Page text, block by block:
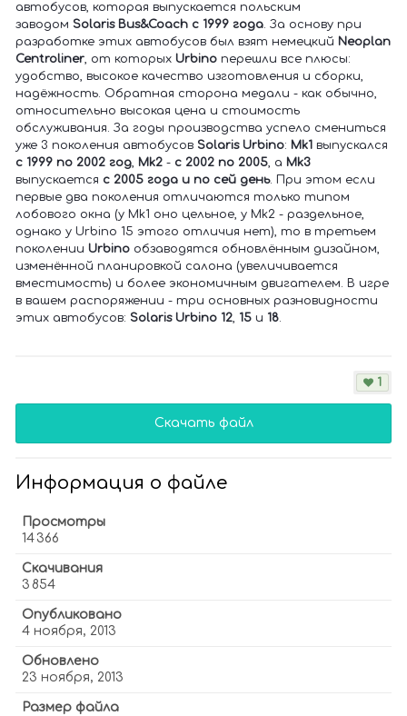
автобусов, которая выпускается польским
заводом Solaris Bus&Coach с 1999 года. За основу при
разработке этих автобусов был взят немецкий Neoplan
Centroliner, от которых Urbino перешли все плюсы:
удобство, высокое качество изготовления и сборки,
надёжность. Обратная сторона медали - как обычно,
относительно высокая цена и стоимость
обслуживания. За годы производства успело смениться
уже 3 поколения автобусов Solaris Urbino: Mk1 выпускался
с 1999 по 2002 год, Mk2 - с 2002 по 2005, а Mk3
выпускается с 2005 года и по сей день. При этом если
первые два поколения отличаются только типом
лобового окна (у Mk1 оно цельное, у Mk2 - раздельное,
однако у Urbino 15 этого отличия нет), то в третьем
поколении Urbino обзаводятся обновлённым дизайном,
изменённой планировкой салона (увеличивается
вместимость) и более экономичным двигателем. В игре
в вашем распоряжении - три основных разновидности
этих автобусов: Solaris Urbino 12, 15 и 18.
1
Скачать файл
Информация о файле
Просмотры
14 366
Скачивания
3 854
Опубликовано
4 ноября, 2013
Обновлено
23 ноября, 2013
Размер файла